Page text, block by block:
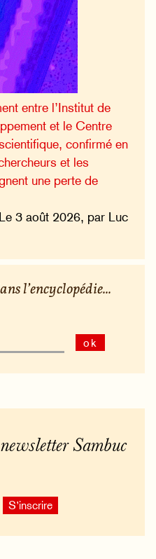
entre l’Institut de
et le Centre
confirmé en
et les
une perte de
3 août 2026, par Luc
l’encyclopédie...
ok
Sambuc